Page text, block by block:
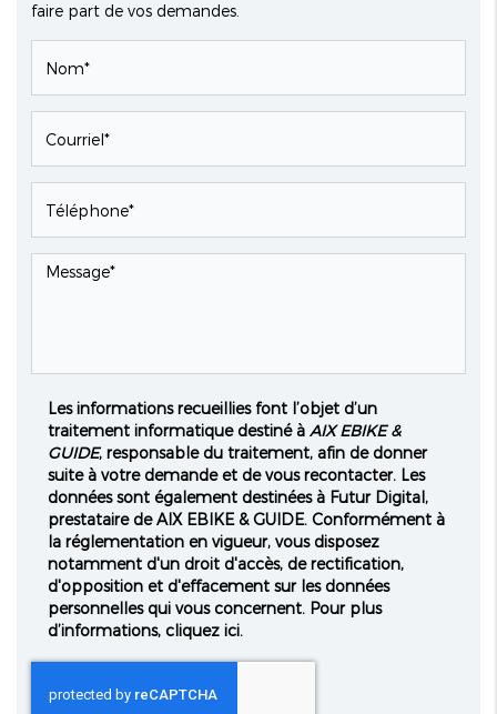
faire part de vos demandes.
Les informations recueillies font l’objet d’un
traitement informatique destiné àAIX EBIKE &
GUIDE, responsable du traitement, afin de donner
suite à votre demande et de vous recontacter. Les
données sont également destinées à Futur Digital,
prestataire de AIX EBIKE & GUIDE. Conformément à
la réglementation en vigueur, vous disposez
notamment d'un droit d'accès, de rectification,
d'opposition et d'effacement sur les données
personnelles qui vous concernent. Pour plus
d’informations, cliquez ici.